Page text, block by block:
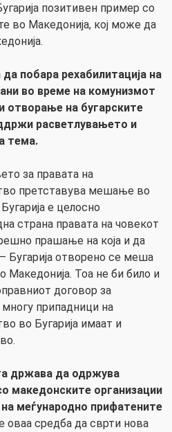
позитивен пример со
во Македонија, кој може да
побара рехабилитација на
во време на комунизмот
отворање на бугарските
расветлувањето и
тема.
за правата на
претставува мешање во
е целосно
страна правата на човекот
прашање на која и да
Бугарија отворено се меша
Македонија. Тоа не би било и
договор за
припадници на
во Бугарија имаат и
држава да одржува
македонските организации
меѓународно прифатените
оваа средба да сврти нова